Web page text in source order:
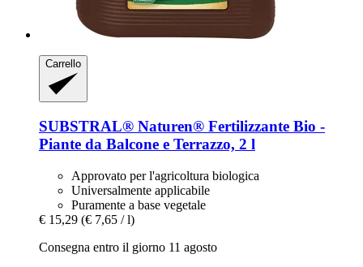
Carrello
SUBSTRAL® Naturen® Fertilizzante Bio -​
Piante da Balcone e Terrazzo, 2 l
Approvato per l'agricoltura biologica
Universalmente applicabile
Puramente a base vegetale
€ 15,29 (€ 7,65 / l)
Consegna entro il giorno 11 agosto